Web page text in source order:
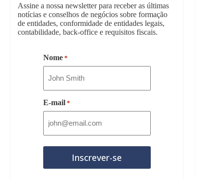
Assine a nossa newsletter para receber as últimas
notícias e conselhos de negócios sobre formação
de entidades, conformidade de entidades legais,
contabilidade, back-office e requisitos fiscais.
Nome *
E-mail *